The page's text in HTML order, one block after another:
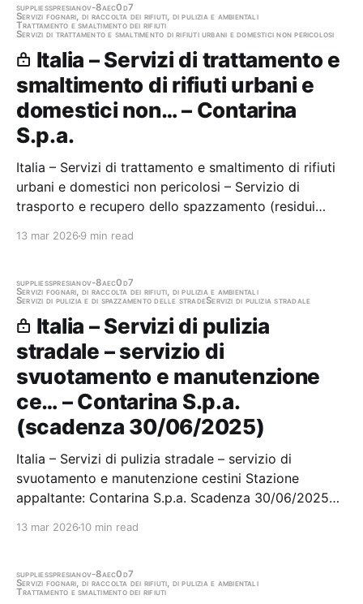
LINEA DINTERVENTO C ID…
suppliesspresianov-8aec0d7
Servizi fognari, di raccolta dei rifiuti, di pulizia e ambientali
Trattamento e smaltimento dei rifiuti
Servizi di trattamento e smaltimento di rifiuti urbani e domestici non pericolosi
Italia – Servizi di trattamento e
smaltimento di rifiuti urbani e
domestici non… – Contarina
S.p.a.
Italia – Servizi di trattamento e smaltimento di rifiuti
urbani e domestici non pericolosi – Servizio di
trasporto e recupero dello spazzamento (residui
13 mar 2026 9 min read
suppliesspresianov-8aec0d7
Servizi fognari, di raccolta dei rifiuti, di pulizia e ambientali
Servizi di pulizia e di spazzamento delle stradeServizi di pulizia stradale
Italia – Servizi di pulizia
stradale – servizio di
svuotamento e manutenzione
ce… – Contarina S.p.a.
(scadenza 30/06/2025)
Italia – Servizi di pulizia stradale – servizio di
svuotamento e manutenzione cestini Stazione
appaltante: Contarina S.p.a. Scadenza 30/06/2025
13 mar 2026 10 min read
suppliesspresianov-8aec0d7
Servizi fognari, di raccolta dei rifiuti, di pulizia e ambientali
Trattamento e smaltimento dei rifiuti